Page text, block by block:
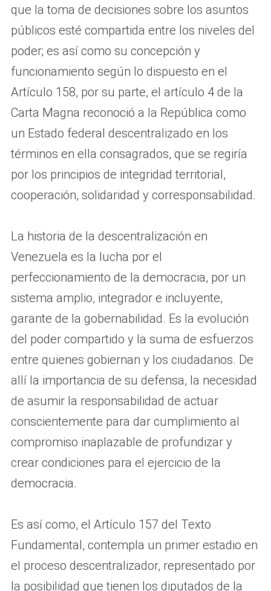
que la toma de decisiones sobre los asuntos
públicos esté compartida entre los niveles del
poder; es así como su concepción y
funcionamiento según lo dispuesto en el
Artículo 158, por su parte, el artículo 4 de la
Carta Magna reconoció a la República como
un Estado federal descentralizado en los
términos en ella consagrados, que se regiría
por los principios de integridad territorial,
cooperación, solidaridad y corresponsabilidad.
La historia de la descentralización en
Venezuela es la lucha por el
perfeccionamiento de la democracia, por un
sistema amplio, integrador e incluyente,
garante de la gobernabilidad. Es la evolución
del poder compartido y la suma de esfuerzos
entre quienes gobiernan y los ciudadanos. De
allí la importancia de su defensa, la necesidad
de asumir la responsabilidad de actuar
conscientemente para dar cumplimiento al
compromiso inaplazable de profundizar y
crear condiciones para el ejercicio de la
democracia.
Es así como, el Artículo 157 del Texto
Fundamental, contempla un primer estadio en
el proceso descentralizador, representado por
la posibilidad que tienen los diputados de la